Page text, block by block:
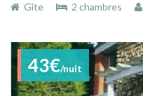
Gîte
2 chambres
43€/nuit